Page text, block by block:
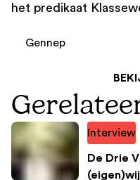
het predikaat
Gennep
Interview
De Drie